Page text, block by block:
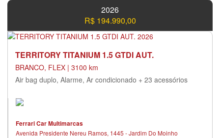
2026
R$ 194.990,00
TERRITORY TITANIUM 1.5 GTDI AUT.
BRANCO, FLEX | 3100 km
Air bag duplo, Alarme, Ar condicionado + 23 acessórios
Ferrari Car Multimarcas
Avenida Presidente Nereu Ramos, 1445 - Jardim Do Moinho